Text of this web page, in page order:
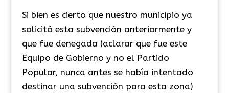
Si bien es cierto que nuestro municipio ya
solicitó esta subvención anteriormente y
que fue denegada (aclarar que fue este
Equipo de Gobierno y no el Partido
Popular, nunca antes se había intentado
destinar una subvención para esta zona)